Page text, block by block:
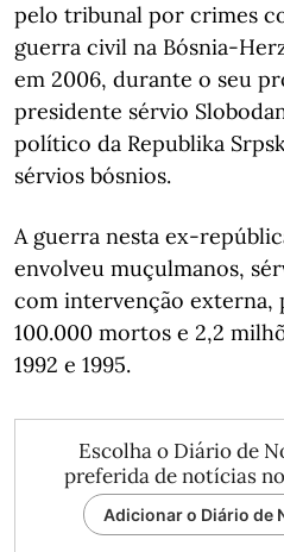
pelo tribunal por crimes
guerra civil na Bósnia-
em 2006, durante o seu
presidente sérvio
político da Republika
sérvios bósnios.
A guerra nesta ex-
envolveu muçulmanos,
com intervenção externa,
100.000 mortos e 2,2
1992 e 1995.
Escolha o Diário de
preferida de notícias
Adicionar o Diário de